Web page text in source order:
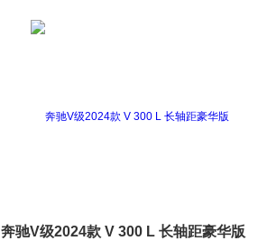
奔驰V级2024款 V 300 L 长轴距豪华版